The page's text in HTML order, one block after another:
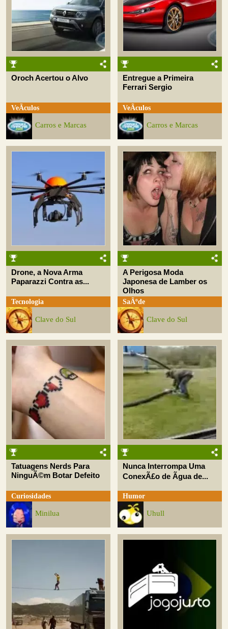
Oroch Acertou o Alvo
VeÃ­culos
Carros e Marcas
Entregue a Primeira
Ferrari Sergio
VeÃ­culos
Carros e Marcas
Drone, a Nova Arma
Paparazzi Contra as...
Tecnologia
Clave do Sul
A Perigosa Moda
Japonesa de Lamber os
Olhos
SaÃºde
Clave do Sul
Tatuagens Nerds Para
NinguÃ©m Botar Defeito
Curiosidades
Minilua
Nunca Interrompa Uma
ConexÃ£o de Ãgua de...
Humor
Uhull